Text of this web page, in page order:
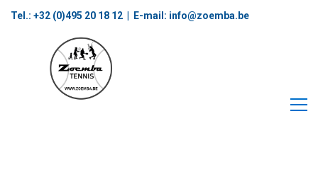
Tel.: +32 (0)495 20 18 12‬ | E-mail: info@zoemba.be